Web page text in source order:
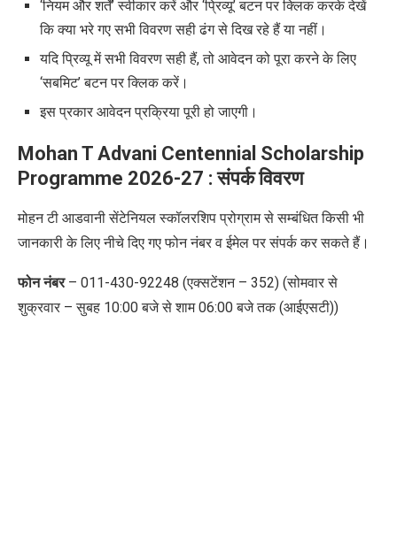
‘नियम और शर्तें’ स्वीकार करें और ‘प्रिव्यू’ बटन पर क्लिक करके देखें
कि क्या भरे गए सभी विवरण सही ढंग से दिख रहे हैं या नहीं।
यदि प्रिव्यू में सभी विवरण सही हैं, तो आवेदन को पूरा करने के लिए
‘सबमिट’ बटन पर क्लिक करें।
इस प्रकार आवेदन प्रक्रिया पूरी हो जाएगी।
Mohan T Advani Centennial Scholarship
Programme 2026-27 :संपर्क विवरण
मोहन टी आडवानी सेंटेनियल स्कॉलरशिप प्रोग्राम से सम्बंधित किसी भी
जानकारी के लिए नीचे दिए गए फोन नंबर व ईमेल पर संपर्क कर सकते हैं।
फोन नंबर– 011-430-92248 (एक्सटेंशन – 352) (सोमवार से
शुक्रवार – सुबह 10:00 बजे से शाम 06:00 बजे तक (आईएसटी))